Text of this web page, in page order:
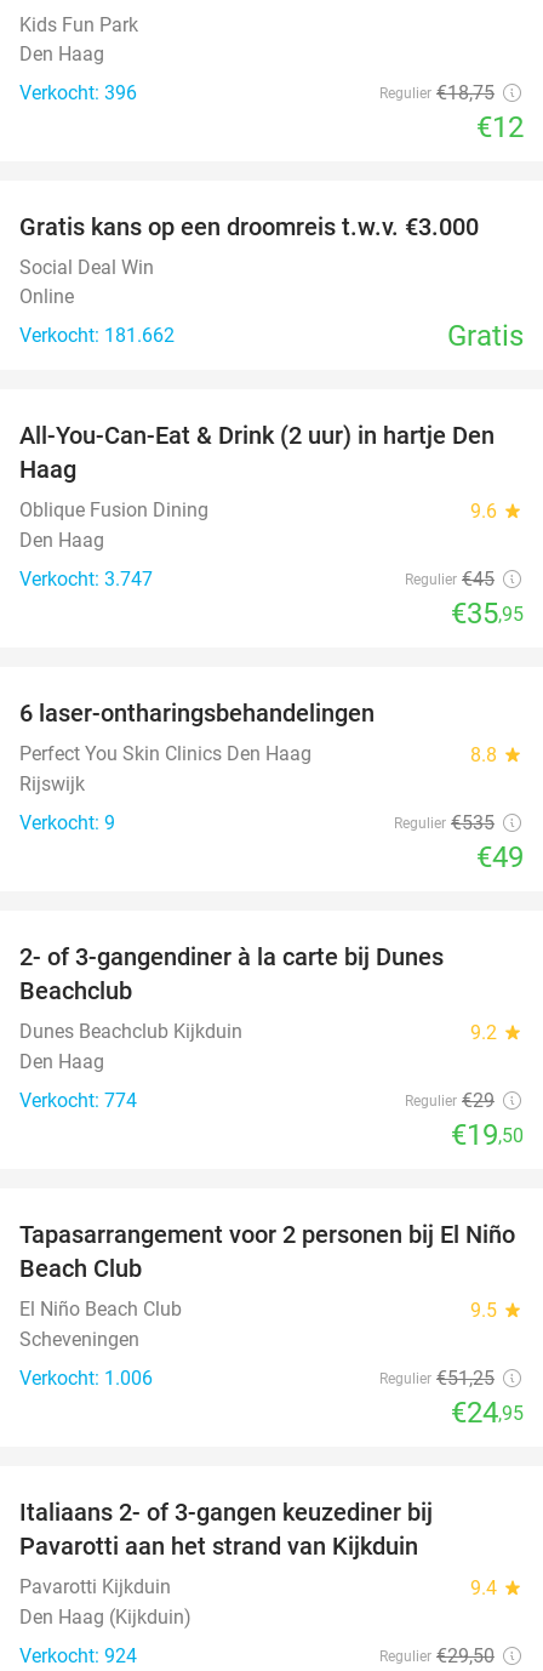
Kids Fun Park
Den Haag
Verkocht: 396
Regulier €18,75
€12
Gratis kans op een droomreis t.w.v. €3.000
Social Deal Win
Online
Verkocht: 181.662
Gratis
20%
All-You-Can-Eat & Drink (2 uur) in hartje Den
Haag
Oblique Fusion Dining 9.6 star
Den Haag
Verkocht: 3.747
Regulier €45
€35,95
6 laser-ontharingsbehandelingen
Perfect You Skin Clinics Den Haag 8.8 star
Rijswijk
Verkocht: 9
Regulier €535
€49
2- of 3-gangendiner à la carte bij Dunes
Beachclub
Dunes Beachclub Kijkduin 9.2 star
Den Haag
Verkocht: 774
Regulier €29
€19,50
51%
Tapasarrangement voor 2 personen bij El Niño
Beach Club
El Niño Beach Club 9.5 star
Scheveningen
Verkocht: 1.006
Regulier €51,25
€24,95
Italiaans 2- of 3-gangen keuzediner bij
Pavarotti aan het strand van Kijkduin
Pavarotti Kijkduin 9.4 star
Den Haag (Kijkduin)
Verkocht: 924
Regulier €29,50